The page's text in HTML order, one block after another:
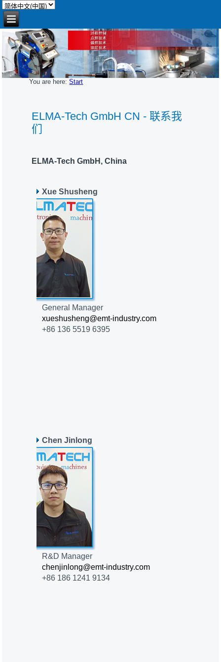
You are here:Start
ELMA-Tech GmbH CN - 联系我
们
ELMA-Tech GmbH, China
Xue Shusheng
General Manager
xueshusheng@emt-industry.com
+86 136 5519 6395
Chen Jinlong
R&D Manager
chenjinlong@emt-industry.com
+86 186 1241 9134